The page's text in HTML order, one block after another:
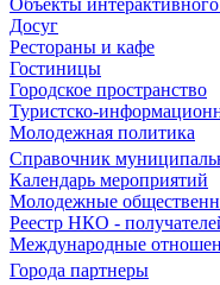
Объекты интерактивного
Досуг
Рестораны и кафе
Гостиницы
Городское пространство
Туристско-
Молодежная политика
Справочник
Календарь мероприятий
Молодежные
Реестр НКО -
Международные
Города партнеры